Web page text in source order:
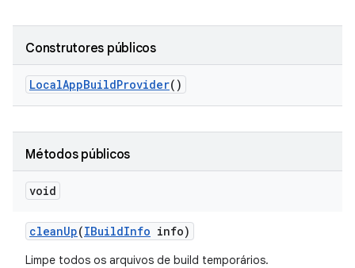
Construtores públicos
LocalAppBuildProvider()
Métodos públicos
void
cleanUp(IBuildInfo info)
Limpe todos os arquivos de build temporários.